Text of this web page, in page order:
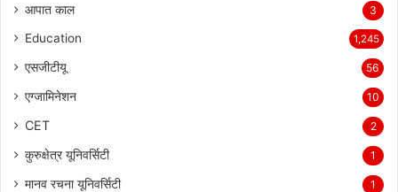
आपात काल 3
Education 1,245
एसजीटीयू 56
एग्जामिनेशन 10
CET 2
कुरुक्षेत्र यूनिवर्सिटी 1
मानव रचना यूनिवर्सिटी 1